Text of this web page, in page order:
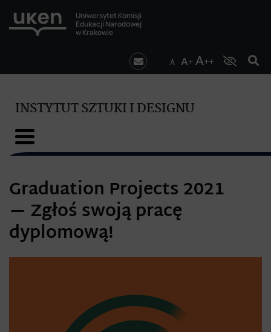
Uniwersytet Komisji
Edukacji Narodowej
w Krakowie
INSTYTUT SZTUKI I DESIGNU
Graduation Projects 2021
— Zgłoś swoją pracę
dyplomową!